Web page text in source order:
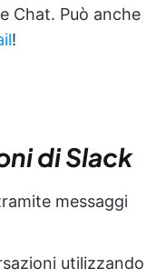
Chat. Può anche
!
di Slack
messaggi
utilizzando